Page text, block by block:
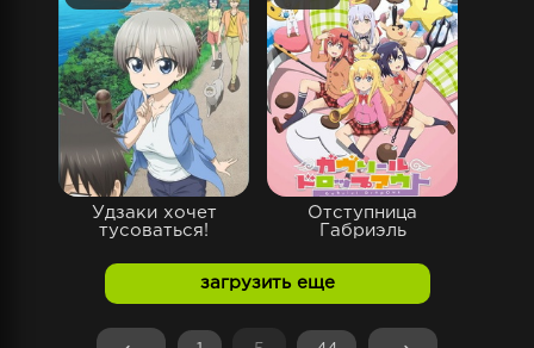
Удзаки хочет
тусоваться!
Отступница
Габриэль
загрузить еще